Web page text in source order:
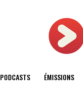
PODCASTS ÉMISSIONS